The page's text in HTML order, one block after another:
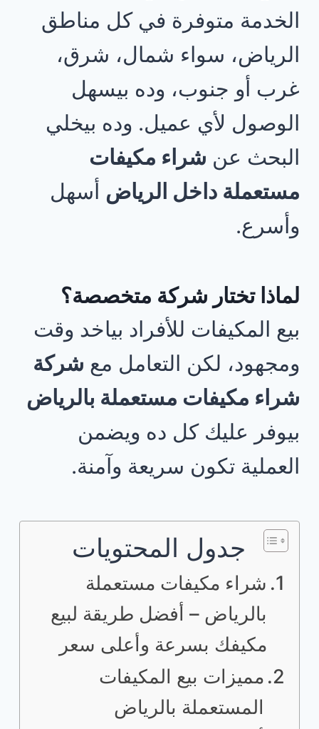
الخدمة متوفرة في كل مناطق
الرياض، سواء شمال، شرق،
غرب أو جنوب، وده بيسهل
الوصول لأي عميل. وده بيخلي
البحث عن شراء مكيفات
مستعملة داخل الرياض أسهل
وأسرع.
لماذا تختار شركة متخصصة؟
بيع المكيفات للأفراد بياخد وقت
ومجهود، لكن التعامل مع شركة
شراء مكيفات مستعملة بالرياض
بيوفر عليك كل ده ويضمن
العملية تكون سريعة وآمنة.
جدول المحتويات
شراء مكيفات مستعملة
بالرياض – أفضل طريقة لبيع
مكيفك بسرعة وأعلى سعر
مميزات بيع المكيفات
المستعملة بالرياض